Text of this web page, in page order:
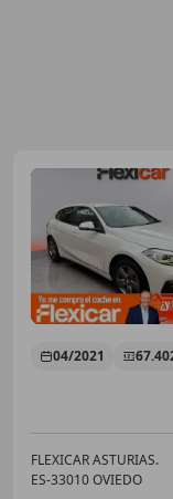
04/2021
FLEXICAR ASTURIAS.
ES-33010 OVIEDO